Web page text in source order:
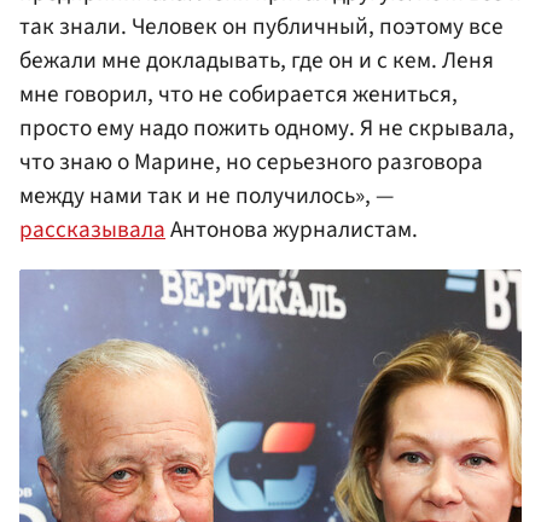
так знали. Человек он публичный, поэтому все
бежали мне докладывать, где он и с кем. Леня
мне говорил, что не собирается жениться,
просто ему надо пожить одному. Я не скрывала,
что знаю о Марине, но серьезного разговора
между нами так и не получилось», —
рассказывалаАнтонова журналистам.